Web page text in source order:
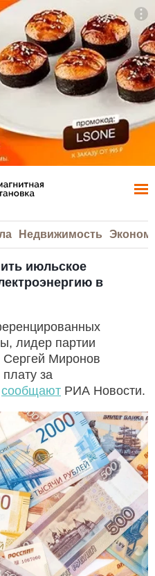
Недвижимость
июльское
в
лидер партии
Миронов
за
сообщают РИА Новости.